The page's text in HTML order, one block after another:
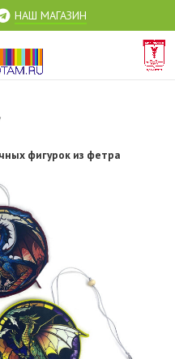
НАШ МАГАЗИН
фигурок из фетра